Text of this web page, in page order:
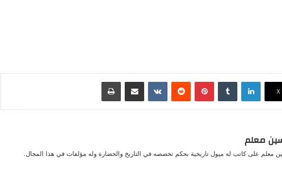
‫X
لينكدإن بينتيريست
معلم
معلم على كاتب له ميول تاريخية بحكم تخصصه في التاريخ والحضارة وله مؤلفات في هذا المجال.